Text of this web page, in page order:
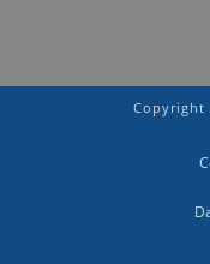
Copyright